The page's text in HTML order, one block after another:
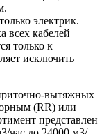
электрик.
всех кабелей
только к
исключить
вытяжных
(RR) или
представлен